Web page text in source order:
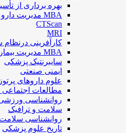
بهره برداری از
MBA مدیریت دارو
CTScan
MRI
کارآفرینی
MBA مدیریت بیمارستانی
سایبرنتیک پزشکی
ایمنی صنعتی
علوم داروهای پرتوزا
مطالعات
روانشناسی
سلامت و ترافیک
روانشناسی سلامت
تاریخ علوم پزشکی